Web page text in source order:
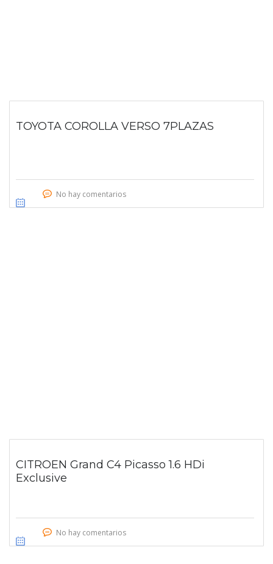
TOYOTA COROLLA VERSO 7PLAZAS
No hay comentarios
CITROEN Grand C4 Picasso 1.6 HDi
Exclusive
No hay comentarios